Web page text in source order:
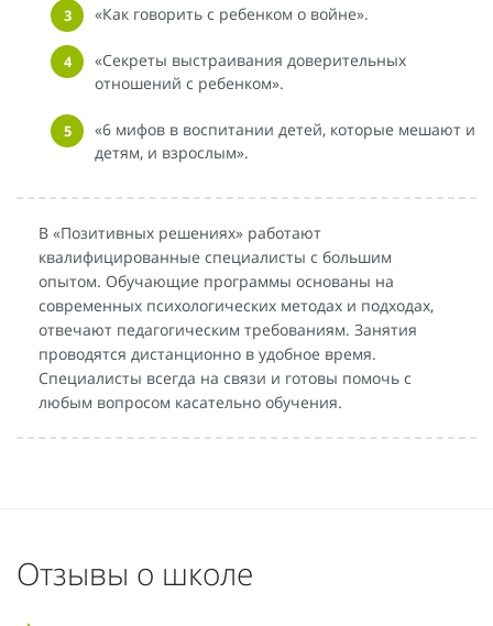
«Как говорить с ребенком о войне».
«Секреты выстраивания доверительных
отношений с ребенком».
«6 мифов в воспитании детей, которые мешают и
детям, и взрослым».
В «Позитивных решениях» работают
квалифицированные специалисты с большим
опытом. Обучающие программы основаны на
современных психологических методах и подходах,
отвечают педагогическим требованиям. Занятия
проводятся дистанционно в удобное время.
Специалисты всегда на связи и готовы помочь с
любым вопросом касательно обучения.
Отзывы о школе